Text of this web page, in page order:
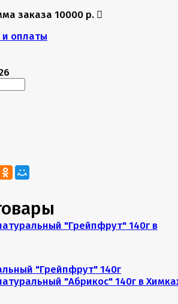
заказа 10000 р.
и оплаты
"Грейпфрут" 140г